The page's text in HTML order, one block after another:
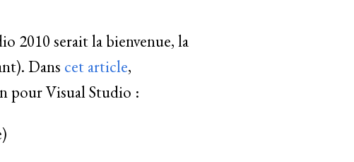
2010 serait la bienvenue, la
Dans cet article,
pour Visual Studio :